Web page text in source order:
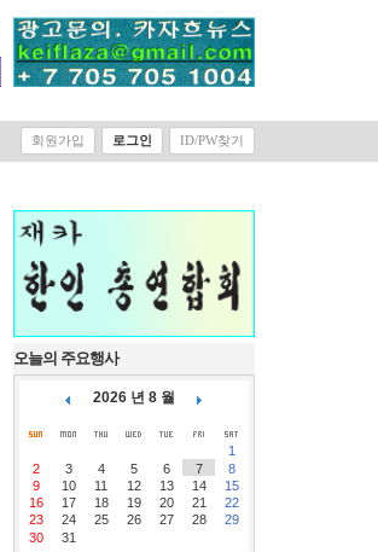
회원가입 로그인 ID/PW찾기
오늘의 주요행사
2026 년 8 월
1
2
3 4 5 6 7
8
9
10 11 12 13 14
15
16
17 18 19 20 21
22
23
24 25 26 27 28
29
30
31